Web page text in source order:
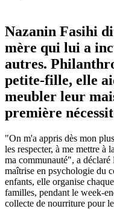
Nazanin Fasihi
mère qui lui a
autres.
petite-fille, elle
meubler leur
première
"On m'a appris dès mon
les respecter, à me mettre à
ma communauté", a
maîtrise en psychologie du
enfants, elle organise
familles, pendant le week-
collecte de nourriture pour